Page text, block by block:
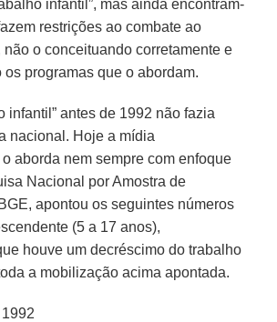
infantil”, mas ainda encontram-
restrições ao combate ao
o conceituando corretamente e
programas que o abordam.
infantil” antes de 1992 não fazia
nacional. Hoje a mídia
aborda nem sempre com enfoque
Nacional por Amostra de
apontou os seguintes números
(5 a 17 anos),
houve um decréscimo do trabalho
a mobilização acima apontada.